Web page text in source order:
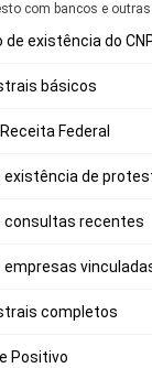
com bancos e
existência do
básicos
Federal
existência de
consultas recentes
empresas
completos
Positivo